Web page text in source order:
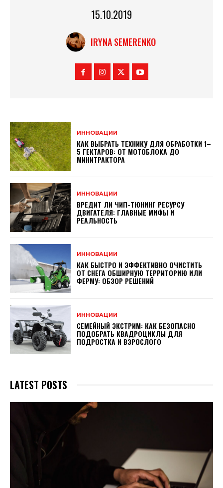
15.10.2019
IRYNA SEMERENKO
ИННОВАЦИИ
КАК ВЫБРАТЬ ТЕХНИКУ ДЛЯ ОБРАБОТКИ 1–
5 ГЕКТАРОВ: ОТ МОТОБЛОКА ДО
МИНИТРАКТОРА
ИННОВАЦИИ
ВРЕДИТ ЛИ ЧИП-ТЮНИНГ РЕСУРСУ
ДВИГАТЕЛЯ: ГЛАВНЫЕ МИФЫ И
РЕАЛЬНОСТЬ
ИННОВАЦИИ
КАК БЫСТРО И ЭФФЕКТИВНО ОЧИСТИТЬ
ОТ СНЕГА ОБШИРНУЮ ТЕРРИТОРИЮ ИЛИ
ФЕРМУ: ОБЗОР РЕШЕНИЙ
ИННОВАЦИИ
СЕМЕЙНЫЙ ЭКСТРИМ: КАК БЕЗОПАСНО
ПОДОБРАТЬ КВАДРОЦИКЛЫ ДЛЯ
ПОДРОСТКА И ВЗРОСЛОГО
LATEST POSTS